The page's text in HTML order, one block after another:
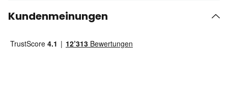
Kundenmeinungen